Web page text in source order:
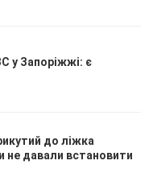
у Запоріжжі: є
до ліжка
не давали встановити